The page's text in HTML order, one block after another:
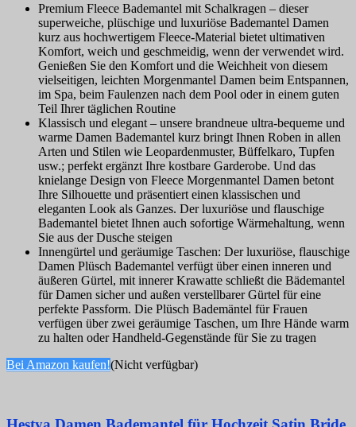
Premium Fleece Bademantel mit Schalkragen – dieser
superweiche, plüschige und luxuriöse Bademantel Damen
kurz aus hochwertigem Fleece-Material bietet ultimativen
Komfort, weich und geschmeidig, wenn der verwendet wird.
Genießen Sie den Komfort und die Weichheit von diesem
vielseitigen, leichten Morgenmantel Damen beim Entspannen,
im Spa, beim Faulenzen nach dem Pool oder in einem guten
Teil Ihrer täglichen Routine
Klassisch und elegant – unsere brandneue ultra-bequeme und
warme Damen Bademantel kurz bringt Ihnen Roben in allen
Arten und Stilen wie Leopardenmuster, Büffelkaro, Tupfen
usw.; perfekt ergänzt Ihre kostbare Garderobe. Und das
knielange Design von Fleece Morgenmantel Damen betont
Ihre Silhouette und präsentiert einen klassischen und
eleganten Look als Ganzes. Der luxuriöse und flauschige
Bademantel bietet Ihnen auch sofortige Wärmehaltung, wenn
Sie aus der Dusche steigen
Innengürtel und geräumige Taschen: Der luxuriöse, flauschige
Damen Plüsch Bademantel verfügt über einen inneren und
äußeren Gürtel, mit innerer Krawatte schließt die Bädemantel
für Damen sicher und außen verstellbarer Gürtel für eine
perfekte Passform. Die Plüsch Bademäntel für Frauen
verfügen über zwei geräumige Taschen, um Ihre Hände warm
zu halten oder Handheld-Gegenstände für Sie zu tragen
Bei Amazon kaufen!(Nicht verfügbar)